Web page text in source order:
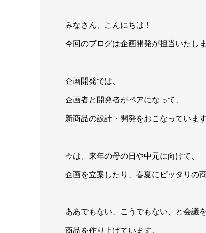
みなさん、こんにちは！
今回のブログは企画開発が担当いたしま
企画開発では、
企画者と開発者がペアになって、
新商品の設計・開発をおこなっています
今は、来年の母の日や中元に向けて、
企画を立案したり、春夏にピッタリの
ああでもない、こうでもない、と会議を
商品を作り上げています。